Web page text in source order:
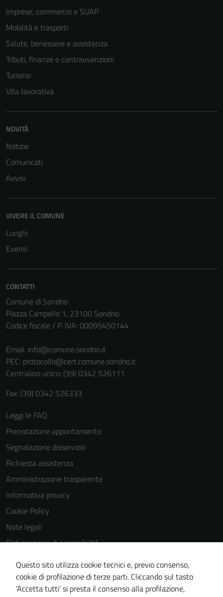
Imprese, commercio e SUAP
Mobilità e trasporti
Salute, benessere e assistenza
Tributi, finanze e contravvenzioni
Turismo
Vita lavorativa
NOVITÀ
Notizie
Comunicati
Avvisi
VIVERE IL COMUNE
Luoghi
Eventi
CONTATTI
Comune di Sondrio
Piazza Campello 1, 23100 Sondrio
Codice fiscale / P. IVA: 00095450144
Email: info@comune.sondrio.it
PEC: protocollo@cert.comune.sondrio.it
Centralino unico: (39) 0342 526111
Fax: (39) 0342 526333
Leggi le FAQ
Prenotazione appuntamento
Segnalazione disservizio
Richiesta assistenza
Amministrazione trasparente
Informativa privacy
Cookie Policy
Note legali
Dichiarazione di accessibilità
Dichiarazione di accessibilità Servizi
Whistleblowing
Piano di miglioramento del sito
Questo sito utilizza cookie tecnici e, previo consenso,
cookie di profilazione di terze parti. Cliccando sul tasto
'Accetta tutti' si presta il consenso alla profilazione,
funzionamento
Questi cookie
informazioni
personali.